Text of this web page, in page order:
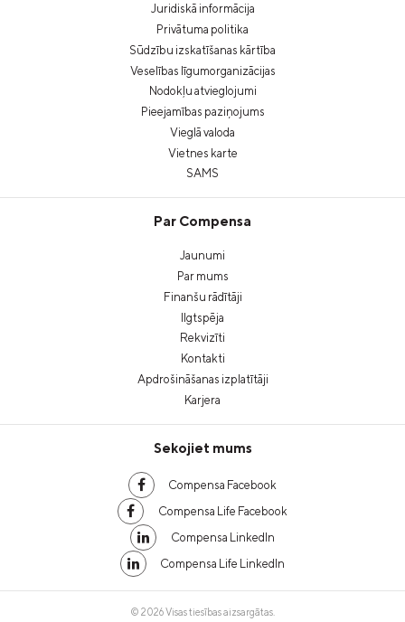
Juridiskā informācija
Privātuma politika
Sūdzību izskatīšanas kārtība
Veselības līgumorganizācijas
Nodokļu atvieglojumi
Pieejamības paziņojums
Vieglā valoda
Vietnes karte
SAMS
Par Compensa
Jaunumi
Par mums
Finanšu rādītāji
Ilgtspēja
Rekvizīti
Kontakti
Apdrošināšanas izplatītāji
Karjera
Sekojiet mums
Compensa Facebook
Compensa Life Facebook
Compensa LinkedIn
Compensa Life LinkedIn
© 2026 Visas tiesības aizsargātas.